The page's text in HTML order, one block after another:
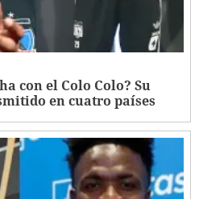
con el Colo Colo? Su
en cuatro países